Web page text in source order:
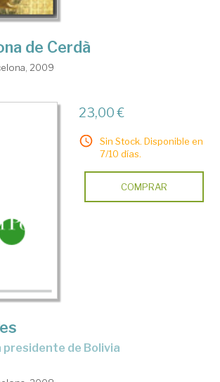
de Cerdà
2009
23,00 €
Sin Stock. Disponible en
7/10 días.
COMPRAR
presidente de Bolivia